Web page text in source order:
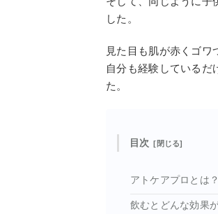
した。
見た目も肌が赤くゴワ
自分も経験しているだ
た。
目次
アトケアプロとは
飲むとどんな効果